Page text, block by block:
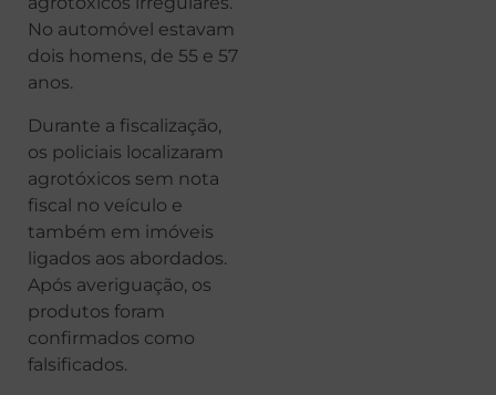
No automóvel estavam
dois homens, de 55 e 57
anos.
Durante a fiscalização,
os policiais localizaram
agrotóxicos sem nota
fiscal no veículo e
também em imóveis
ligados aos abordados.
Após averiguação, os
produtos foram
confirmados como
falsificados.